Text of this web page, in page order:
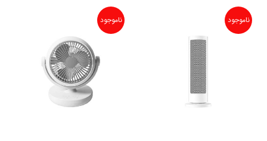
ناموجود ناموجود